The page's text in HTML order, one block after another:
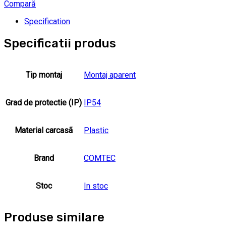
Compară
Specification
Specificatii produs
Tip montaj Montaj aparent
Grad de protectie (IP) IP54
Material carcasã Plastic
Brand COMTEC
Stoc In stoc
Produse similare